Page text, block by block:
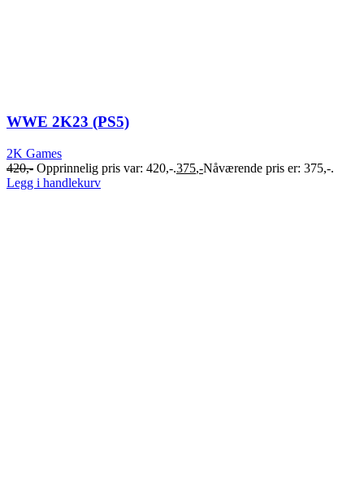
WWE 2K23 (PS5)
2K Games
420,- Opprinnelig pris var: 420,-.375,-Nåværende pris er: 375,-.
Legg i handlekurv